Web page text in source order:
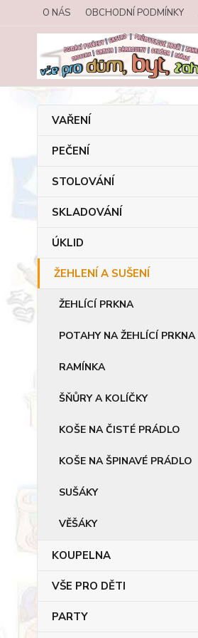
O NÁS OBCHODNÍ PODMÍNKY
VAŘENÍ
PEČENÍ
STOLOVÁNÍ
SKLADOVÁNÍ
ÚKLID
ŽEHLENÍ A SUŠENÍ
ŽEHLÍCÍ PRKNA
POTAHY NA ŽEHLÍCÍ PRKNA
RAMÍNKA
ŠŇŮRY A KOLÍČKY
KOŠE NA ČISTÉ PRÁDLO
KOŠE NA ŠPINAVÉ PRÁDLO
SUŠÁKY
VĚŠÁKY
KOUPELNA
VŠE PRO DĚTI
PARTY